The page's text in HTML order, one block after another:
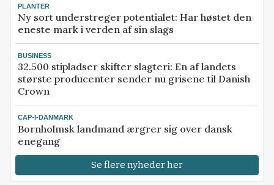
PLANTER
Ny sort understreger potentialet: Har høstet den
eneste mark i verden af sin slags
BUSINESS
32.500 stipladser skifter slagteri: En af landets
største producenter sender nu grisene til Danish
Crown
CAP-I-DANMARK
Bornholmsk landmand ærgrer sig over dansk
enegang
Se flere nyheder her